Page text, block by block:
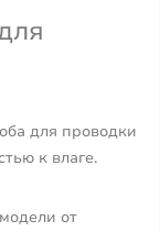
для проводки
к влаге.
от